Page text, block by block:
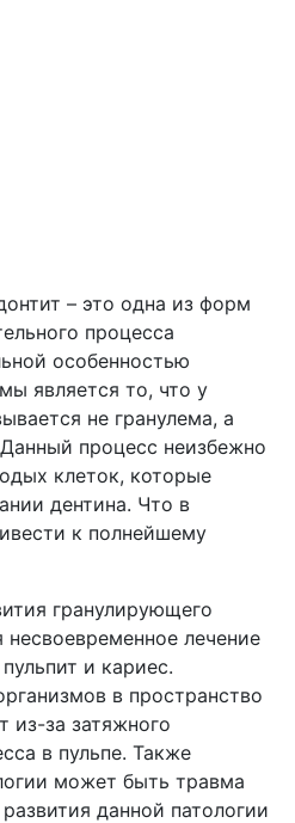
– это одна из форм
процесса
особенностью
является то, что у
не гранулема, а
процесс неизбежно
клеток, которые
дентина. Что в
к полнейшему
гранулирующего
несвоевременное лечение
и кариес.
в пространство
из-за затяжного
в пульпе. Также
может быть травма
данной патологии